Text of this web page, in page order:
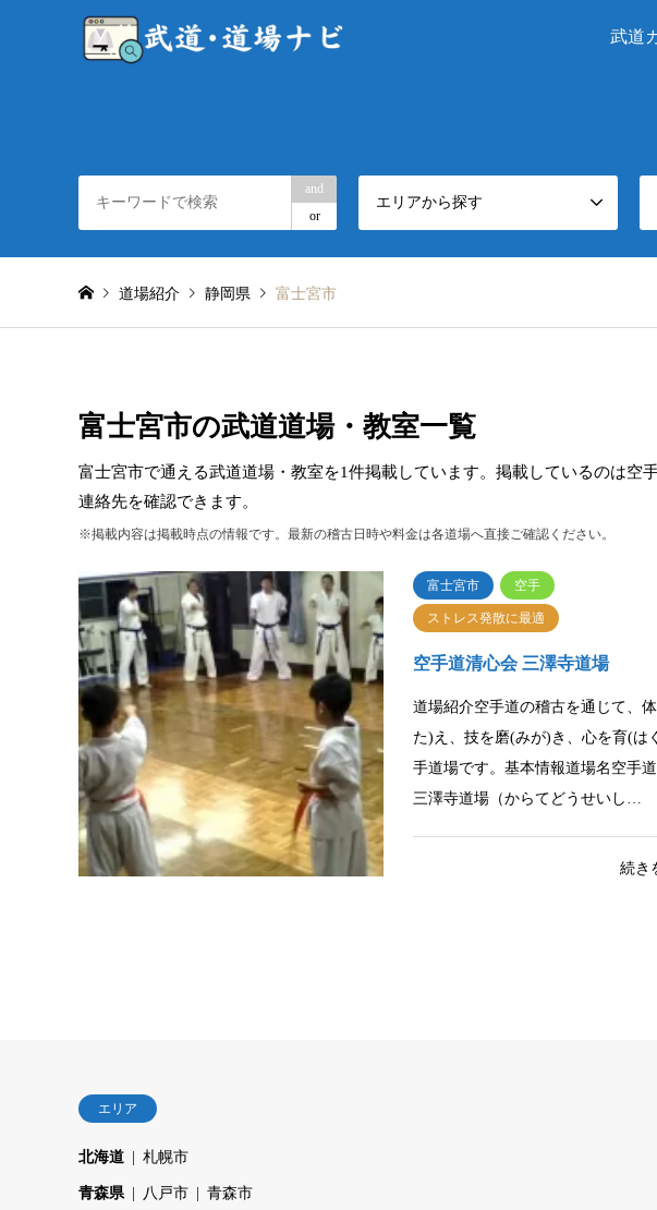
武道
and
or
エリアから探す
道場紹介 静岡県 富士宮市
富士宮市の武道道場・教室一覧
富士宮市で通える武道道場・教室を1件掲載しています。掲載しているのは
連絡先を確認できます。
※掲載内容は掲載時点の情報です。最新の稽古日時や料金は各道場へ直接ご確認ください。
富士宮市 空手
ストレス発散に最適
空手道清心会 三澤寺道場
道場紹介空手道の稽古を通じて、
た)え、技を磨(みが)き、心を育(は
手道場です。基本情報道場名空手
三澤寺道場（からてどうせいし…
続き
エリア
北海道 札幌市
青森県 八戸市 青森市